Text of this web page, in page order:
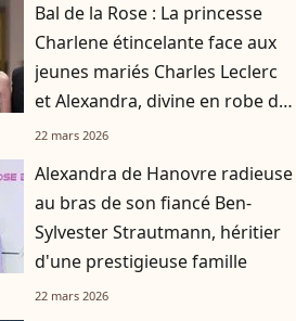
Bal de la Rose : La princesse
Charlene étincelante face aux
jeunes mariés Charles Leclerc
et Alexandra, divine en robe de
satin rose
22 mars 2026
Alexandra de Hanovre radieuse
au bras de son fiancé Ben-
Sylvester Strautmann, héritier
d'une prestigieuse famille
22 mars 2026